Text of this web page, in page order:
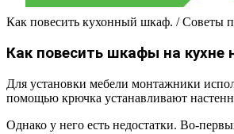
Как повесить кухонный шкаф. / Советы
Как повесить шкафы на кухне
Для установки мебели монтажники
помощью крючка устанавливают
Однако у него есть недостатки. Во-